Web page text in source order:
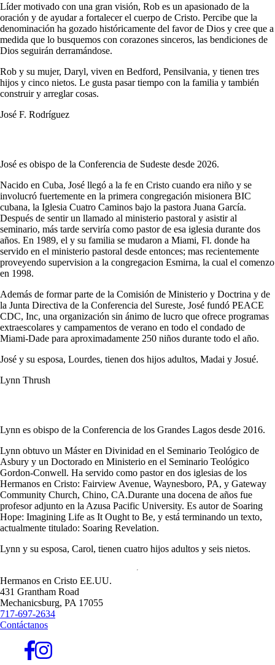
Líder motivado con una gran visión, Rob es un apasionado de la
oración y de ayudar a fortalecer el cuerpo de Cristo. Percibe que la
denominación ha gozado históricamente del favor de Dios y cree que a
medida que lo busquemos con corazones sinceros, las bendiciones de
Dios seguirán derramándose.
Rob y su mujer, Daryl, viven en Bedford, Pensilvania, y tienen tres
hijos y cinco nietos. Le gusta pasar tiempo con la familia y también
construir y arreglar cosas.
José F. Rodríguez
José es obispo de la Conferencia de Sudeste desde 2026.
Nacido en Cuba, José llegó a la fe en Cristo cuando era niño y se
involucró fuertemente en la primera congregación misionera BIC
cubana, la Iglesia Cuatro Caminos bajo la pastora Juana García.
Después de sentir un llamado al ministerio pastoral y asistir al
seminario, más tarde serviría como pastor de esa iglesia durante dos
años. En 1989, el y su familia se mudaron a Miami, Fl. donde ha
servido en el ministerio pastoral desde entonces; mas recientemente
proveyendo supervision a la congregacion Esmirna, la cual el comenzo
en 1998.
Además de formar parte de la Comisión de Ministerio y Doctrina y de
la Junta Directiva de la Conferencia del Sureste, José fundó PEACE
CDC, Inc, una organización sin ánimo de lucro que ofrece programas
extraescolares y campamentos de verano en todo el condado de
Miami-Dade para aproximadamente 250 niños durante todo el año.
José y su esposa, Lourdes, tienen dos hijos adultos, Madai y Josué.
Lynn Thrush
Lynn es obispo de la Conferencia de los Grandes Lagos desde 2016.
Lynn obtuvo un Máster en Divinidad en el Seminario Teológico de
Asbury y un Doctorado en Ministerio en el Seminario Teológico
Gordon-Conwell. Ha servido como pastor en dos iglesias de los
Hermanos en Cristo: Fairview Avenue, Waynesboro, PA, y Gateway
Community Church, Chino, CA.Durante una docena de años fue
profesor adjunto en la Azusa Pacific University. Es autor de Soaring
Hope: Imagining Life as It Ought to Be, y está terminando un texto,
actualmente titulado: Soaring Revelation.
Lynn y su esposa, Carol, tienen cuatro hijos adultos y seis nietos.
Hermanos en Cristo EE.UU.
431 Grantham Road
Mechanicsburg, PA 17055
717-697-2634
Contáctanos